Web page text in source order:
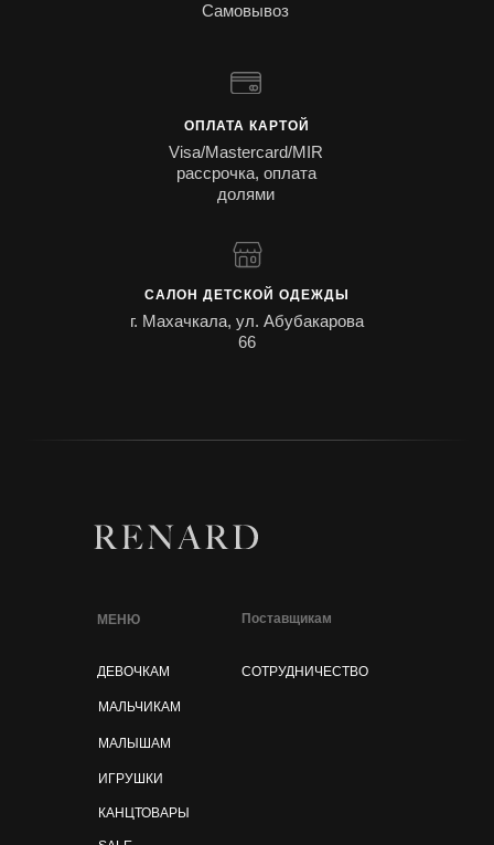
ОПЛАТА КАРТОЙ
Visa/Mastercard/MIR
рассрочка, оплата
долями
Самовывоз
САЛОН ДЕТСКОЙ ОДЕЖДЫ
г. Махачкала, ул. Абубакарова
66
МЕНЮ
ДЕВОЧКАМ
МАЛЬЧИКАМ
МАЛЫШАМ
ИГРУШКИ
КАНЦТОВАРЫ
Поставщикам
СОТРУДНИЧЕСТВО